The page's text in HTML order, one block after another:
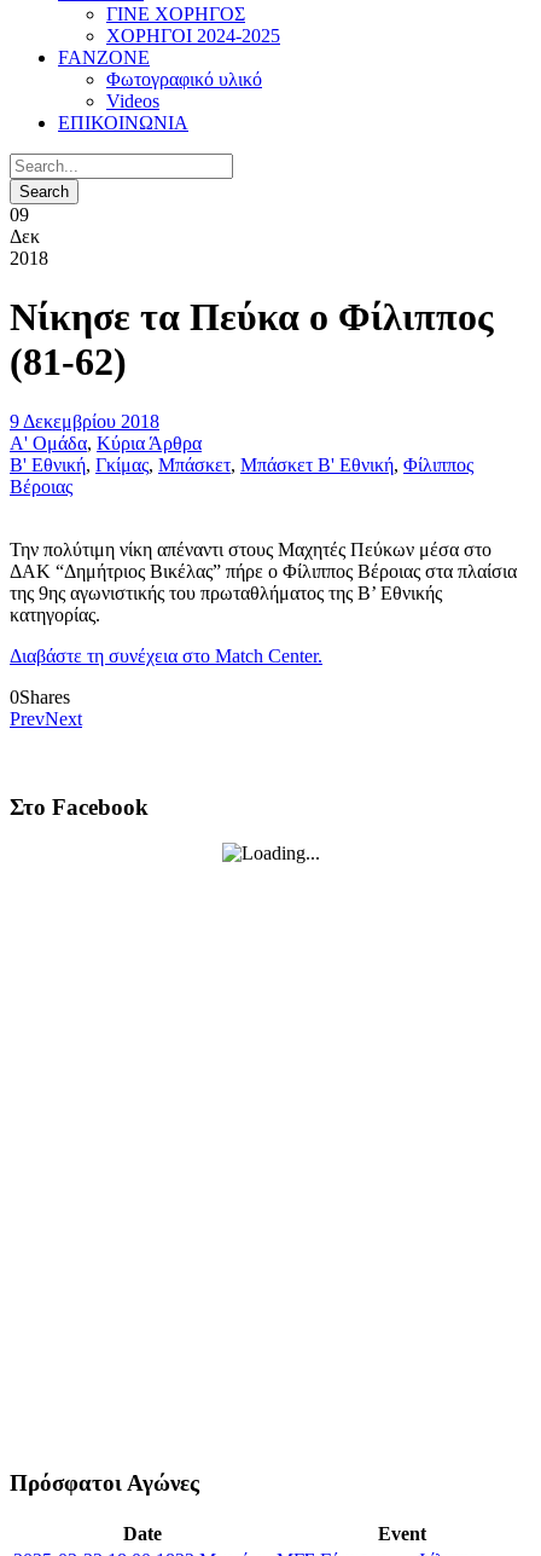
ΓΙΝΕ ΧΟΡΗΓΟΣ
ΧΟΡΗΓΟΙ 2024-2025
FANZONE
Φωτογραφικό υλικό
Videos
ΕΠΙΚΟΙΝΩΝΙΑ
09
Δεκ
2018
Νίκησε τα Πεύκα ο Φίλιππος
(81-62)
9 Δεκεμβρίου 2018
Α' Ομάδα, Κύρια Άρθρα
Β' Εθνική, Γκίμας, Μπάσκετ, Μπάσκετ Β' Εθνική, Φίλιππος
Βέροιας
Την πολύτιμη νίκη απέναντι στους Μαχητές Πεύκων μέσα στο
ΔΑΚ “Δημήτριος Βικέλας” πήρε ο Φίλιππος Βέροιας στα πλαίσια
της 9ης αγωνιστικής του πρωταθλήματος της Β’ Εθνικής
κατηγορίας.
Διαβάστε τη συνέχεια στο Match Center.
0Shares
PrevNext
Στο Facebook
Πρόσφατοι Αγώνες
Date
Event